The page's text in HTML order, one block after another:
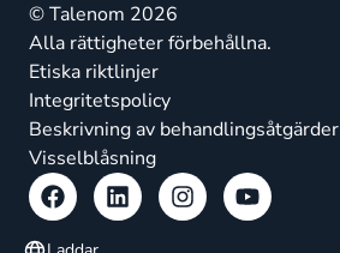
© Talenom 2026
Alla rättigheter förbehållna.
Etiska riktlinjer
Integritetspolicy
Beskrivning av behandlingsåtgärder
Visselblåsning